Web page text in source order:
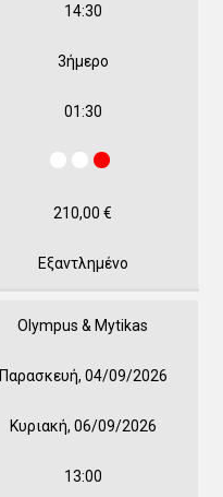
14:30
3ήμερο
01:30
210,00€
Εξαντλημένο
Olympus & Mytikas
Παρασκευή, 04/09/2026
Κυριακή, 06/09/2026
13:00